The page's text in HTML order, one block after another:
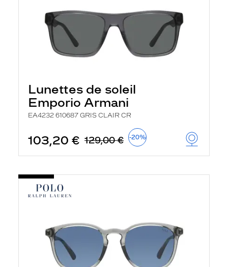
Lunettes de soleil
Emporio Armani
EA4232 610687 GRIS CLAIR CR
103,20 € 129,00 € -20%